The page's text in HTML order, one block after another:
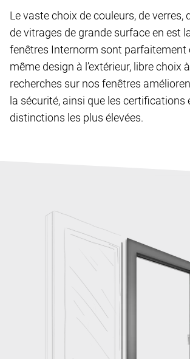
Le vaste choix de couleurs, de verres,
de vitrages de grande surface en est
fenêtres Internorm sont parfaitement
même design à l’extérieur, libre choix
recherches sur nos fenêtres
la sécurité, ainsi que les certifications
distinctions les plus élevées.